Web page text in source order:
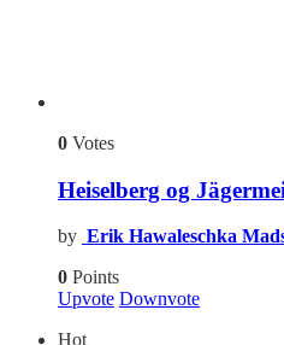
0 Votes
Heiselberg og
by Erik Hawaleschka
0 Points
Upvote Downvote
Hot